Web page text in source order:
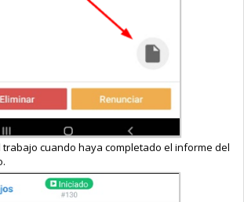
cuando haya completado el informe del